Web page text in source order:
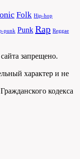
Folk Hip-hop
punk Punk Rap Reggae
запрещено.
характер и не
кодекса